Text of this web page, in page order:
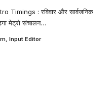
Timings : रविवार और सार्वजनिक
मेट्रो संचालन…
Input Editor